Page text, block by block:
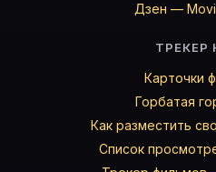
Дзен —
ТРЕКЕР
Карточки
Горбатая
Как разместить
Список